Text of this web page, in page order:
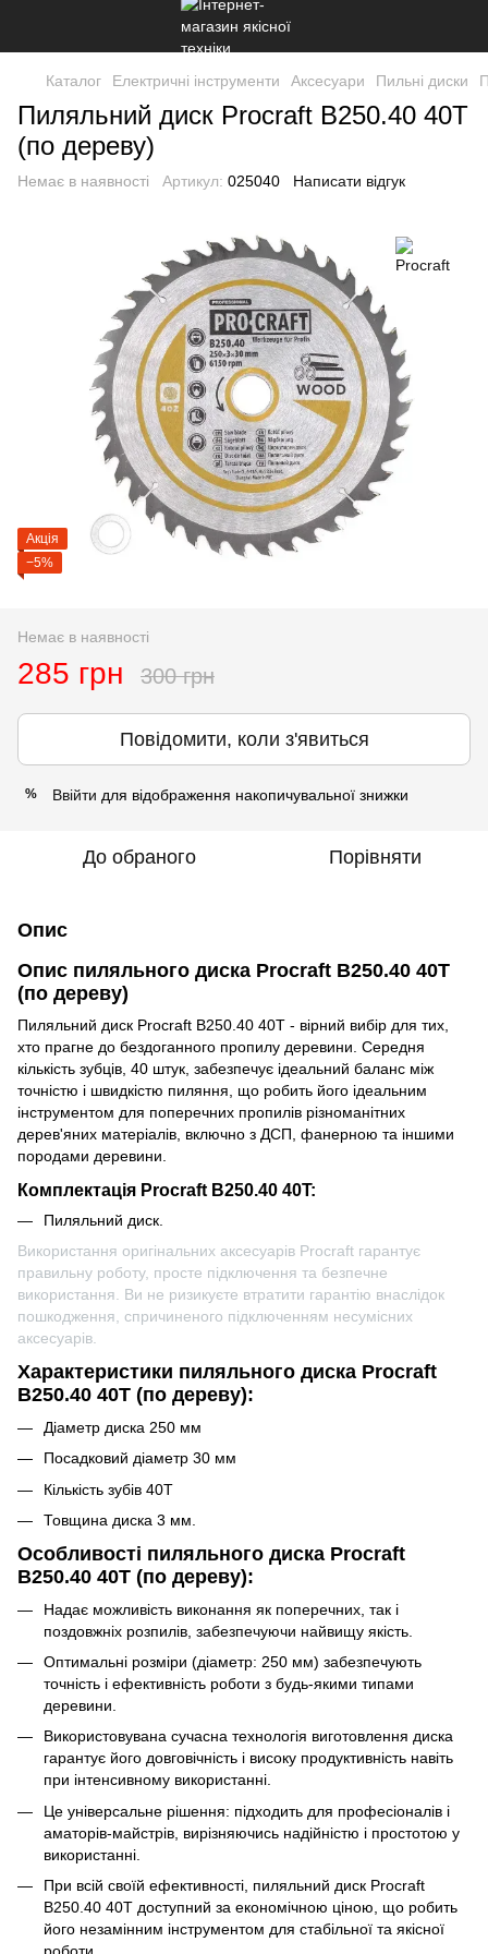
Каталог Електричні інструменти Аксесуари Пильні диски
Пиляльний диск Procraft B250.40 40T
(по дереву)
Немає в наявності Артикул: 025040 Написати відгук
Акція
−5%
Немає в наявності
285 грн 300 грн
Повідомити, коли з'явиться
% Ввійти для відображення накопичувальної знижки
До обраного Порівняти
Опис
Опис пиляльного диска Procraft B250.40 40T
(по дереву)
Пиляльний диск Procraft B250.40 40T - вірний вибір для тих,
хто прагне до бездоганного пропилу деревини. Середня
кількість зубців, 40 штук, забезпечує ідеальний баланс між
точністю і швидкістю пиляння, що робить його ідеальним
інструментом для поперечних пропилів різноманітних
дерев'яних матеріалів, включно з ДСП, фанерною та іншими
породами деревини.
Комплектація Procraft B250.40 40T:
Пиляльний диск.
Використання оригінальних аксесуарів Procraft гарантує
правильну роботу, просте підключення та безпечне
використання. Ви не ризикуєте втратити гарантію внаслідок
пошкодження, спричиненого підключенням несумісних
аксесуарів.
Характеристики пиляльного диска Procraft
B250.40 40T (по дереву):
Діаметр диска 250 мм
Посадковий діаметр 30 мм
Кількість зубів 40Т
Товщина диска 3 мм.
Особливості пиляльного диска Procraft
B250.40 40T (по дереву):
Надає можливість виконання як поперечних, так і
поздовжніх розпилів, забезпечуючи найвищу якість.
Оптимальні розміри (діаметр: 250 мм) забезпечують
точність і ефективність роботи з будь-якими типами
деревини.
Використовувана сучасна технологія виготовлення диска
гарантує його довговічність і високу продуктивність навіть
при інтенсивному використанні.
Це універсальне рішення: підходить для професіоналів і
аматорів-майстрів, вирізняючись надійністю і простотою у
використанні.
При всій своїй ефективності, пиляльний диск Procraft
B250.40 40T доступний за економічною ціною, що робить
його незамінним інструментом для стабільної та якісної